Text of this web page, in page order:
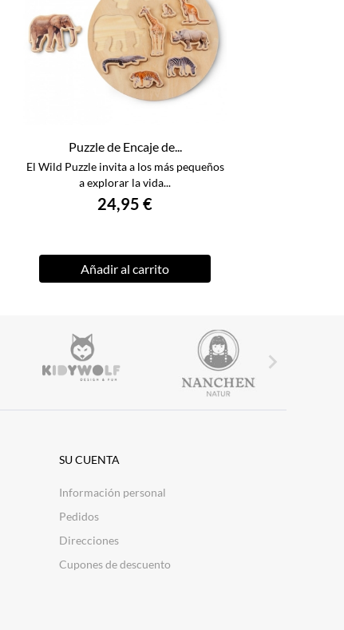
Puzzle de Encaje de...
El Wild Puzzle invita a los más pequeños
a explorar la vida...
24,95 €
Añadir al carrito

SU CUENTA
Información personal
Pedidos
Direcciones
Cupones de descuento